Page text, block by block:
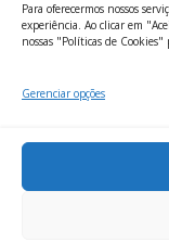
Para oferecermos nossos
experiência. Ao clicar em
nossas "Políticas de
Gerenciar opções